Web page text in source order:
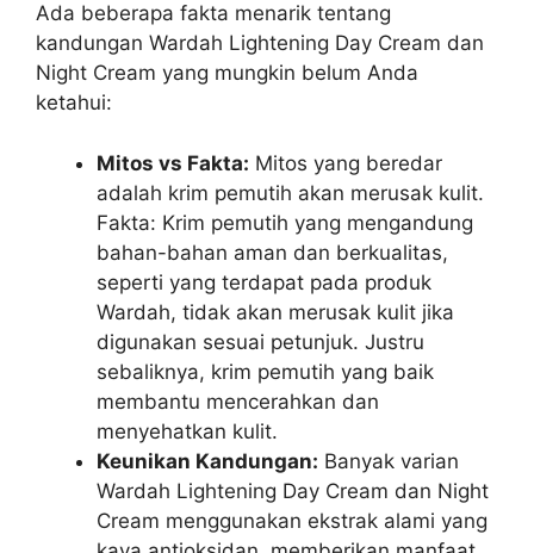
Ada beberapa fakta menarik tentang
kandungan Wardah Lightening Day Cream dan
Night Cream yang mungkin belum Anda
ketahui:
Mitos vs Fakta: Mitos yang beredar
adalah krim pemutih akan merusak kulit.
Fakta: Krim pemutih yang mengandung
bahan-bahan aman dan berkualitas,
seperti yang terdapat pada produk
Wardah, tidak akan merusak kulit jika
digunakan sesuai petunjuk. Justru
sebaliknya, krim pemutih yang baik
membantu mencerahkan dan
menyehatkan kulit.
Keunikan Kandungan: Banyak varian
Wardah Lightening Day Cream dan Night
Cream menggunakan ekstrak alami yang